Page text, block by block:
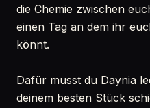
die Chemie zwischen
einen Tag an dem ihr
könnt.
Dafür musst du Daynia
deinem besten Stück